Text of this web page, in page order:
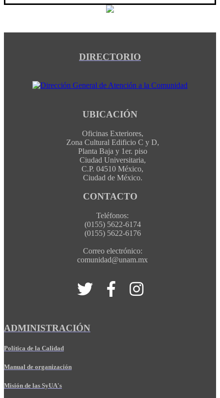
DIRECTORIO
UBICACIÓN
Oficinas Exteriores,
Zona Cultural Edificio C y D,
Planta Baja y 1er. piso
Ciudad Universitaria,
C.P. 04510 México,
Ciudad de México.
CONTACTO
Teléfonos:
(0155) 5622-6174
(0155) 5622-6176
Correo electrónico:
comunidad@unam.mx
ADMINISTRACIÓN
Política de la Calidad
Manual de organización
Misión de las SyUA's